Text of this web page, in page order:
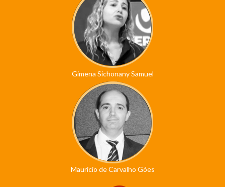
Gimena Sichonany Samuel
Maurício de Carvalho Góes